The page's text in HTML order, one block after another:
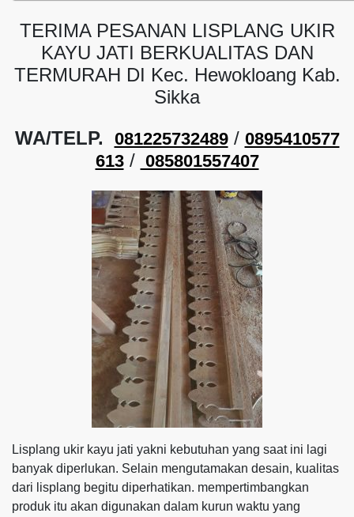
TERIMA PESANAN LISPLANG UKIR
KAYU JATI BERKUALITAS DAN
TERMURAH DI Kec. Hewokloang Kab.
Sikka
WA/TELP. 081225732489/ 0895410577
613/ 085801557407
Lisplang ukir kayu jati yakni kebutuhan yang saat ini lagi
banyak diperlukan. Selain mengutamakan desain, kualitas
dari lisplang begitu diperhatikan. mempertimbangkan
produk itu akan digunakan dalam kurun waktu yang